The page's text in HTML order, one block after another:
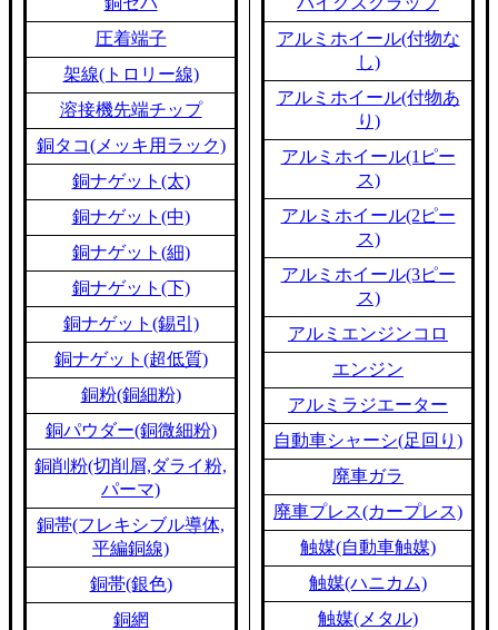
圧着端子
架線(トロリー線)
溶接機先端チップ
銅タコ(メッキ用ラック)
銅ナゲット(太)
銅ナゲット(中)
銅ナゲット(細)
銅ナゲット(下)
銅ナゲット(錫引)
銅ナゲット(超低質)
銅粉(銅細粉)
銅パウダー(銅微細粉)
銅削粉(切削屑,ダライ粉,
パーマ)
銅帯(フレキシブル導体,
平編銅線)
銅帯(銀色)
銅網
アルミホイール(付物な
し)
アルミホイール(付物あ
り)
アルミホイール(1ピー
ス)
アルミホイール(2ピー
ス)
アルミホイール(3ピー
ス)
アルミエンジンコロ
エンジン
アルミラジエーター
自動車シャーシ(足回り)
廃車ガラ
廃車プレス(カープレス)
触媒(自動車触媒)
触媒(ハニカム)
触媒(メタル)